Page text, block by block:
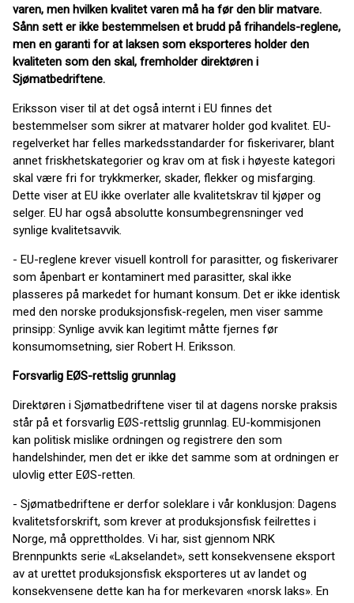
varen, men hvilken kvalitet varen må ha før den blir matvare.
Sånn sett er ikke bestemmelsen et brudd på frihandels-reglene,
men en garanti for at laksen som eksporteres holder den
kvaliteten som den skal, fremholder direktøren i
Sjømatbedriftene.
Eriksson viser til at det også internt i EU finnes det
bestemmelser som sikrer at matvarer holder god kvalitet. EU-
regelverket har felles markedsstandarder for fiskerivarer, blant
annet friskhetskategorier og krav om at fisk i høyeste kategori
skal være fri for trykkmerker, skader, flekker og misfarging.
Dette viser at EU ikke overlater alle kvalitetskrav til kjøper og
selger. EU har også absolutte konsumbegrensninger ved
synlige kvalitetsavvik.
- EU-reglene krever visuell kontroll for parasitter, og fiskerivarer
som åpenbart er kontaminert med parasitter, skal ikke
plasseres på markedet for humant konsum. Det er ikke identisk
med den norske produksjonsfisk-regelen, men viser samme
prinsipp: Synlige avvik kan legitimt måtte fjernes før
konsumomsetning, sier Robert H. Eriksson.
Forsvarlig EØS-rettslig grunnlag
Direktøren i Sjømatbedriftene viser til at dagens norske praksis
står på et forsvarlig EØS-rettslig grunnlag. EU-kommisjonen
kan politisk mislike ordningen og registrere den som
handelshinder, men det er ikke det samme som at ordningen er
ulovlig etter EØS-retten.
- Sjømatbedriftene er derfor soleklare i vår konklusjon: Dagens
kvalitetsforskrift, som krever at produksjonsfisk feilrettes i
Norge, må opprettholdes. Vi har, sist gjennom NRK
Brennpunkts serie «Lakselandet», sett konsekvensene eksport
av at urettet produksjonsfisk eksporteres ut av landet og
konsekvensene dette kan ha for merkevaren «norsk laks». En